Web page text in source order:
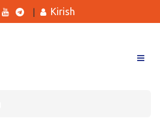
Kirish